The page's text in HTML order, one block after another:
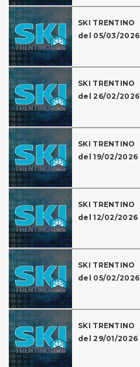
SKI TRENTINO
del 05/03/2026
SKI TRENTINO
del 26/02/2026
SKI TRENTINO
del 19/02/2026
SKI TRENTINO
del 12/02/2026
SKI TRENTINO
del 05/02/2026
SKI TRENTINO
del 29/01/2026